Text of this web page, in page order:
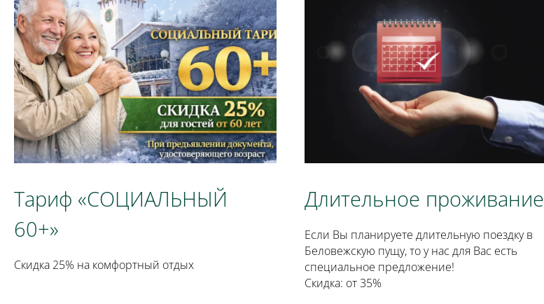
Тариф «СОЦИАЛЬНЫЙ
60+»
Скидка 25% на комфортный отдых
Длительное проживание
Если Вы планируете длительную поездку в
Беловежскую пущу, то у нас для Вас есть
специальное предложение!
Скидка: от 35%